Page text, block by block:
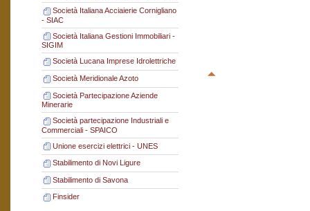
Società Italiana Acciaierie Cornigliano
- SIAC
Società Italiana Gestioni Immobiliari -
SIGIM
Società Lucana Imprese Idrolettriche
Società Meridionale Azoto
Società Partecipazione Aziende
Minerarie
Società partecipazione Industriali e
Commerciali - SPAICO
Unione esercizi elettrici - UNES
Stabilimento di Novi Ligure
Stabilimento di Savona
Finsider